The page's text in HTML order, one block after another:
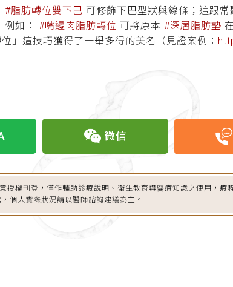
#脂肪轉位雙下巴 可修飾下巴型狀與線條；這跟
例如：#嘴邊肉脂肪轉位 可將原本#深層脂肪墊
」這技巧獲得了一舉多得的美名（見證案例：
微信
授權刊登，僅作輔助診療說明、衛生教育與醫療知識之使用，療
個人實際狀況請以醫師諮詢建議為主。